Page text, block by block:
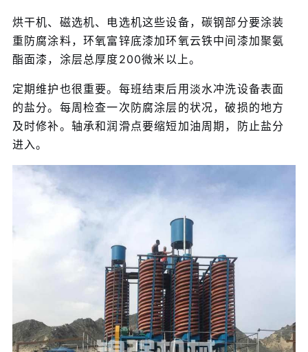
烘干机、磁选机、电选机这些设备，碳钢部分要涂装
重防腐涂料，环氧富锌底漆加环氧云铁中间漆加聚氨
酯面漆，涂层总厚度200微米以上。
定期维护也很重要。每班结束后用淡水冲洗设备表面
的盐分。每周检查一次防腐涂层的状况，破损的地方
及时修补。轴承和润滑点要缩短加油周期，防止盐分
进入。